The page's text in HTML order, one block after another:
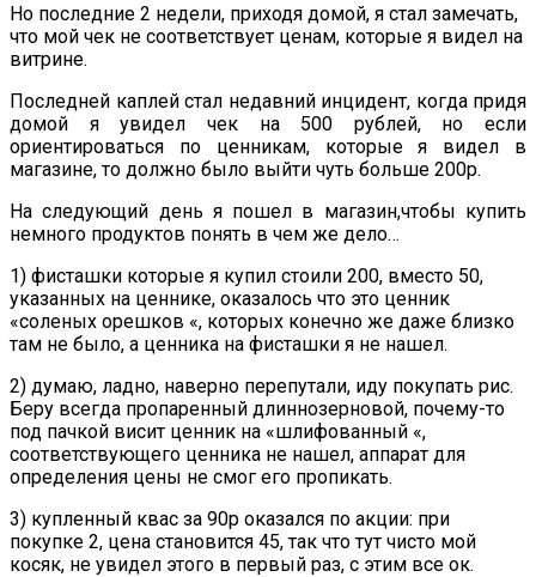
Но последние 2 недели, приходя домой, я стал замечать,
что мой чек не соответствует ценам, которые я видел на
витрине.
Последней каплей стал недавний инцидент, когда придя
домой я увидел чек на 500 рублей, но если
ориентироваться по ценникам, которые я видел в
магазине, то должно было выйти чуть больше 200р.
На следующий день я пошел в магазин,чтобы купить
немного продуктов понять в чем же дело…
1) фисташки которые я купил стоили 200, вместо 50,
указанных на ценнике, оказалось что это ценник
«соленых орешков «, которых конечно же даже близко
там не было, а ценника на фисташки я не нашел.
2) думаю, ладно, наверно перепутали, иду покупать рис.
Беру всегда пропаренный длиннозерновой, почему-то
под пачкой висит ценник на «шлифованный «,
соответствующего ценника не нашел, аппарат для
определения цены не смог его пропикать.
3) купленный квас за 90р оказался по акции: при
покупке 2, цена становится 45, так что тут чисто мой
косяк, не увидел этого в первый раз, с этим все ок.